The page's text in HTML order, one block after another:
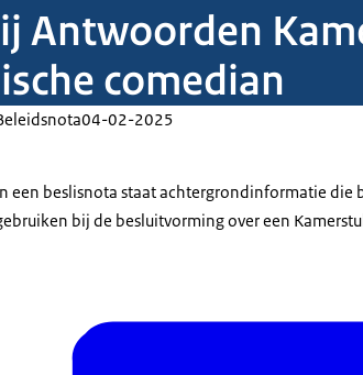
Antwoorden
comedian
04-02-2025
een beslisnota staat achtergrondinformatie die
bij de besluitvorming over een